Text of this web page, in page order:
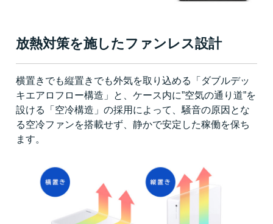
放熱対策を施したファンレス設計
横置きでも縦置きでも外気を取り込める「ダブルデッ
キエアロフロー構造」と、ケース内に”空気の通り道”を
設ける「空冷構造」の採用によって、騒音の原因とな
る空冷ファンを搭載せず、静かで安定した稼働を保ち
ます。